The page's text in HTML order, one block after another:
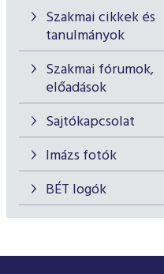
Szakmai cikkek és
tanulmányok
Szakmai fórumok,
előadások
Sajtókapcsolat
Imázs fotók
BÉT logók